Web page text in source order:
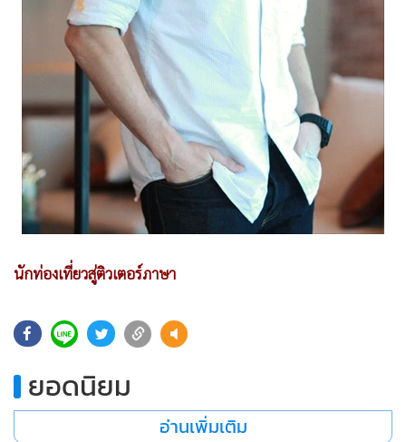
นักท่องเที่ยวสู่ติวเตอร์ภาษา
"ประมาณ 2 ปีที่แล้ว เป็นช่วงที่ผมกำลังจะจบการสอบที่
มหาวิทยาลัยในอเมริกา หลังจากสอบเสร็จผมก็กลับบ้าน เปิดโน้ต
บุ๊กเล่นเฟซบุ๊ก ผมก็เห็นข้อความจากเพื่อนที่ทำงานในสถาบัน
สอนภาษาอังกฤษกำลังหาฝรั่งที่พูดไทยเพื่อส่งไปสอนพระรูป
หนึ่งที่ จ.เชียงราย มีใครสนใจมั้ย เฮ้ย! (ยิ้ม และชี้มาที่ตัวเอง) ผม
แสดงเพิ่มเติม
ยอดนิยม
อ่านเพิ่มเติม